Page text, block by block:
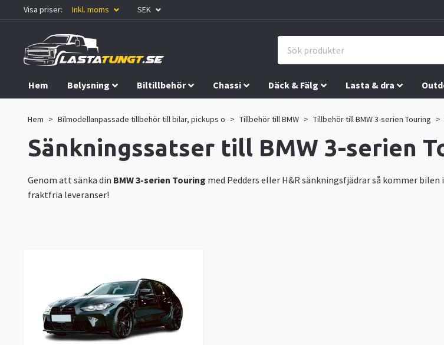
Visa priser: Inkl. moms SEK
Hem Belysning Biltillbehör Chassi Däck & Fälg Lasta & dra
Hem Bilmodellanpassade tillbehör till bilar, pickups o Tillbehör till BMW Tillbehör till BMW 3-serien Touring
Sänkningssatser till BMW 3-serien
Genom att sänka din BMW 3-serien Touring med Pedders eller H&R sänkningsfjädrar så kommer
fraktfria leveranser!